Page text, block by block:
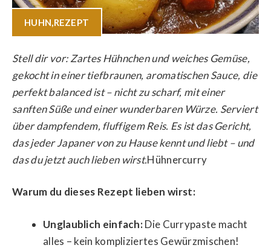
HUHN,REZEPT
Stell dir vor: Zartes Hühnchen und weiches Gemüse,
gekocht in einer tiefbraunen, aromatischen Sauce, die
perfekt balanced ist – nicht zu scharf, mit einer
sanften Süße und einer wunderbaren Würze. Serviert
über dampfendem, fluffigem Reis. Es ist das Gericht,
das jeder Japaner von zu Hause kennt und liebt – und
das du jetzt auch lieben wirst.Hühnercurry
Warum du dieses Rezept lieben wirst:
Unglaublich einfach:Die Currypaste macht
alles – kein kompliziertes Gewürzmischen!